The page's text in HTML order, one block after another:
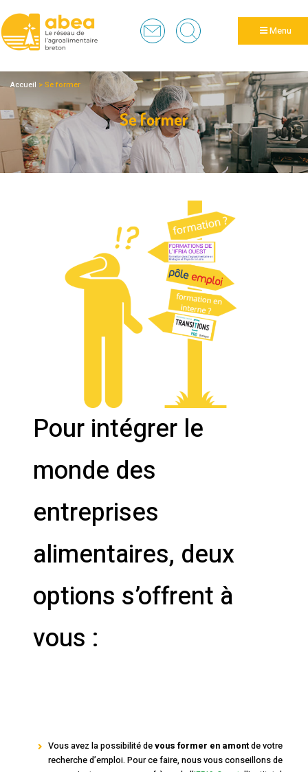
Menu
Accueil > Se former
Se former
Pour intégrer le
monde des
entreprises
alimentaires, deux
options s’offrent à
vous :
Vous avez la possibilité devous former en amontde votre
recherche d’emploi. Pour ce faire, nous vous conseillons de